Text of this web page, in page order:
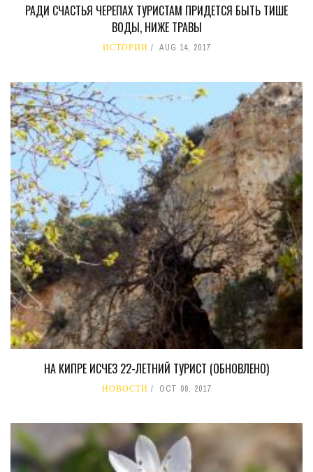
РАДИ СЧАСТЬЯ ЧЕРЕПАХ ТУРИСТАМ ПРИДЕТСЯ БЫТЬ ТИШЕ
ВОДЫ, НИЖЕ ТРАВЫ
ИСТОРИИ AUG 14, 2017
НА КИПРЕ ИСЧЕЗ 22-ЛЕТНИЙ ТУРИСТ (ОБНОВЛЕНО)
НОВОСТИ OCT 09, 2017